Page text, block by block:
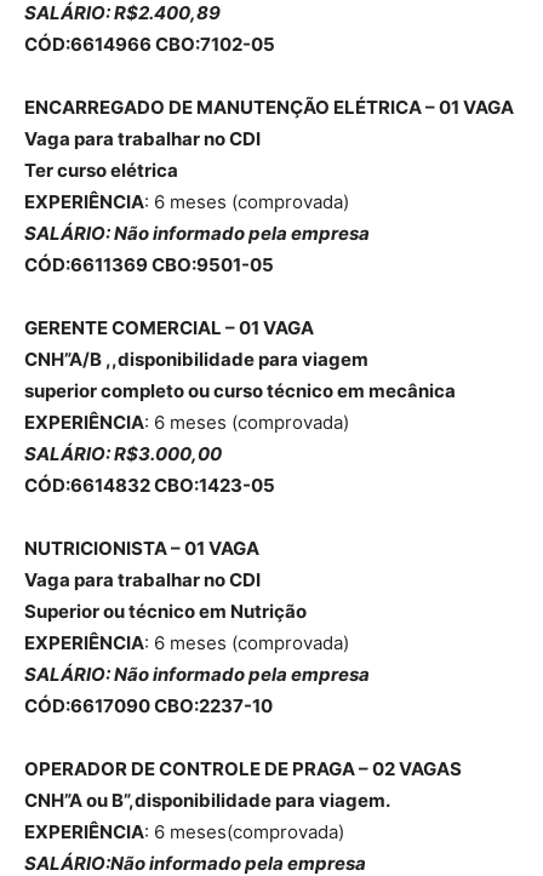
SALÁRIO: R$2.400,89
CÓD:6614966 CBO:7102-05
ENCARREGADO DE MANUTENÇÃO ELÉTRICA – 01 VAGA
Vaga para trabalhar no CDI
Ter curso elétrica
EXPERIÊNCIA: 6 meses (comprovada)
SALÁRIO: Não informado pela empresa
CÓD:6611369 CBO:9501-05
GERENTE COMERCIAL – 01 VAGA
CNH”A/B ,,disponibilidade para viagem
superior completo ou curso técnico em mecânica
EXPERIÊNCIA: 6 meses (comprovada)
SALÁRIO: R$3.000,00
CÓD:6614832 CBO:1423-05
NUTRICIONISTA – 01 VAGA
Vaga para trabalhar no CDI
Superior ou técnico em Nutrição
EXPERIÊNCIA: 6 meses (comprovada)
SALÁRIO: Não informado pela empresa
CÓD:6617090 CBO:2237-10
OPERADOR DE CONTROLE DE PRAGA – 02 VAGAS
CNH”A ou B”,disponibilidade para viagem.
EXPERIÊNCIA: 6 meses(comprovada)
SALÁRIO:Não informado pela empresa